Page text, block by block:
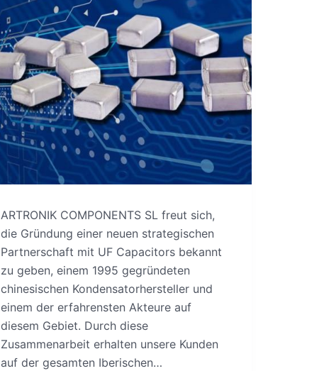
ARTRONIK COMPONENTS SL freut sich,
die Gründung einer neuen strategischen
Partnerschaft mit UF Capacitors bekannt
zu geben, einem 1995 gegründeten
chinesischen Kondensatorhersteller und
einem der erfahrensten Akteure auf
diesem Gebiet. Durch diese
Zusammenarbeit erhalten unsere Kunden
auf der gesamten Iberischen…